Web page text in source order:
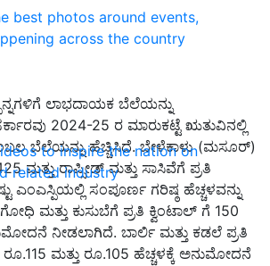
best photos around events,
across the country
to inspire the nation on
related industry
ಲಾಭದಾಯಕ ಬೆಲೆಯನ್ನು
2024-25 ರ ಮಾರುಕಟ್ಟೆ ಋತುವಿನಲ್ಲಿ
ಬೆಲೆಯನ್ನು ಹೆಚ್ಚಿಸಿದೆ. ಬೇಳೆಕಾಳು (ಮಸೂರ್)
ಮತ್ತು ರಾಪ್ಸೀಡ್ ಮತ್ತು ಸಾಸಿವೆಗೆ ಪ್ರತಿ
ಎಂಎಸ್ಪಿಯಲ್ಲಿ ಸಂಪೂರ್ಣ ಗರಿಷ್ಠ ಹೆಚ್ಚಳವನ್ನು
ಮತ್ತು ಕುಸುಬೆಗೆ ಪ್ರತಿ ಕ್ವಿಂಟಾಲ್ ಗೆ 150
ನೀಡಲಾಗಿದೆ. ಬಾರ್ಲಿ ಮತ್ತು ಕಡಲೆ ಪ್ರತಿ
ಮತ್ತು ರೂ.105 ಹೆಚ್ಚಳಕ್ಕೆ ಅನುಮೋದನೆ